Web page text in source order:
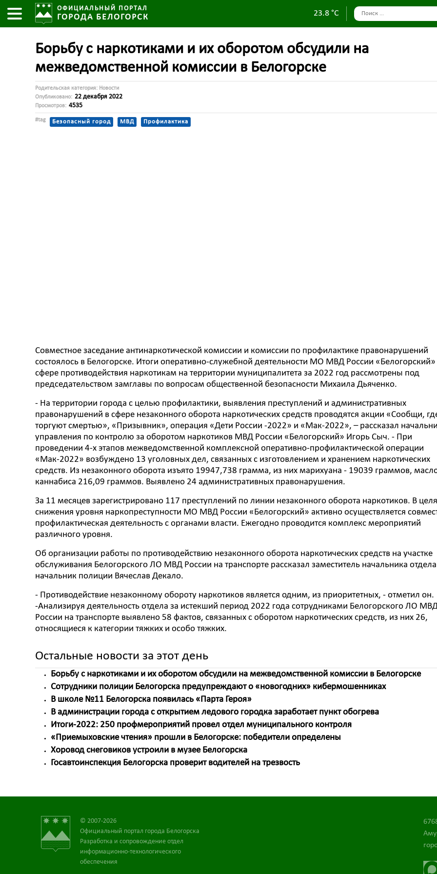
ОФИЦИАЛЬНЫЙ ПОРТАЛ
ГОРОДА БЕЛОГОРСК 23.8 °C
Борьбу с наркотиками и их оборотом обсудили на
межведомственной комиссии в Белогорске
Родительская категория: Новости
Опубликовано: 22 декабря 2022
Просмотров: 4535
#tag Безопасный город МВД Профилактика
Совместное заседание антинаркотической комиссии и комиссии по профилактике правонарушений
состоялось в Белогорске. Итоги оперативно-служебной деятельности МО МВД России «Белогорский»
сфере противодействия наркотикам на территории муниципалитета за 2022 год рассмотрены под
председательством замглавы по вопросам общественной безопасности Михаила Дьяченко.
- На территории города с целью профилактики, выявления преступлений и административных
правонарушений в сфере незаконного оборота наркотических средств проводятся акции «Сообщи,
торгуют смертью», «Призывник», операция «Дети России -2022» и «Мак-2022», – рассказал
управления по контролю за оборотом наркотиков МВД России «Белогорский» Игорь Сыч. - При
проведении 4-х этапов межведомственной комплексной оперативно-профилактической операции
«Мак-2022» возбуждено 13 уголовных дел, связанных с изготовлением и хранением наркотических
средств. Из незаконного оборота изъято 19947,738 грамма, из них марихуана - 19039 граммов,
каннабиса 216,09 граммов. Выявлено 24 административных правонарушения.
За 11 месяцев зарегистрировано 117 преступлений по линии незаконного оборота наркотиков. В
снижения уровня наркопреступности МО МВД России «Белогорский» активно осуществляется
профилактическая деятельность с органами власти. Ежегодно проводится комплекс мероприятий
различного уровня.
Об организации работы по противодействию незаконного оборота наркотических средств на участке
обслуживания Белогорского ЛО МВД России на транспорте рассказал заместитель начальника
начальник полиции Вячеслав Декало.
- Противодействие незаконному обороту наркотиков является одним, из приоритетных, - отметил он.
-Анализируя деятельность отдела за истекший период 2022 года сотрудниками Белогорского ЛО
России на транспорте выявлено 58 фактов, связанных с оборотом наркотических средств, из них 26,
относящиеся к категории тяжких и особо тяжких.
Остальные новости за этот день
Борьбу с наркотиками и их оборотом обсудили на межведомственной комиссии в Белогорске
Сотрудники полиции Белогорска предупреждают о «новогодних» кибермошенниках
В школе №11 Белогорска появилась «Парта Героя»
В администрации города с открытием ледового городка заработает пункт обогрева
Итоги-2022: 250 профмероприятий провел отдел муниципального контроля
«Приемыховские чтения» прошли в Белогорске: победители определены
Хоровод снеговиков устроили в музее Белогорска
Госавтоинспекция Белогорска проверит водителей на трезвость
© 2007-2026
Официальный портал города Белогорска
Разработка и сопровождение отдел
информационно-технологического
обеспечения